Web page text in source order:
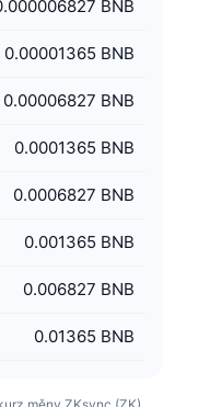
BNB
0.00001365 BNB
0.00006827 BNB
0.0001365 BNB
0.0006827 BNB
0.001365 BNB
0.006827 BNB
0.01365 BNB